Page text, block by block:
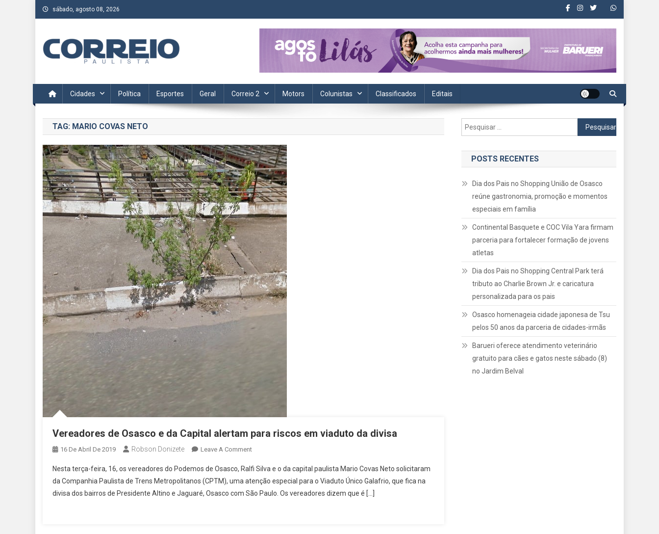
Skip
to
sábado, agosto 08, 2026
Acompanhe as últimas notícias da região no Correio Paulista. Informação, política, saúde, economia, esportes e cotidiano.
Cidades Política Esportes Geral Correio 2 Motors Colunistas Classificados Editais
TAG: MARIO COVAS NETO
Vereadores de Osasco e da Capital alertam para riscos em viaduto da divisa
16 De Abril De 2019 Robson Donizete Leave A CommentOn
De
Osasco
E
Nesta terça-feira, 16, os vereadores do Podemos de Osasco, Ralfi Silva e o da capital paulista Mario Covas Neto solicitaram
da Companhia Paulista de Trens Metropolitanos (CPTM), uma atenção especial para o Viaduto Único Galafrio, que fica na
divisa dos bairros de Presidente Altino e Jaguaré, Osasco com São Paulo. Os vereadores dizem que é […]
Pesquisar
por:
POSTS RECENTES
Dia dos Pais no Shopping União de Osasco
reúne gastronomia, promoção e momentos
especiais em família
Continental Basquete e COC Vila Yara firmam
parceria para fortalecer formação de jovens
atletas
Dia dos Pais no Shopping Central Park terá
tributo ao Charlie Brown Jr. e caricatura
personalizada para os pais
Osasco homenageia cidade japonesa de Tsu
pelos 50 anos da parceria de cidades-irmãs
Barueri oferece atendimento veterinário
gratuito para cães e gatos neste sábado (8)
no Jardim Belval